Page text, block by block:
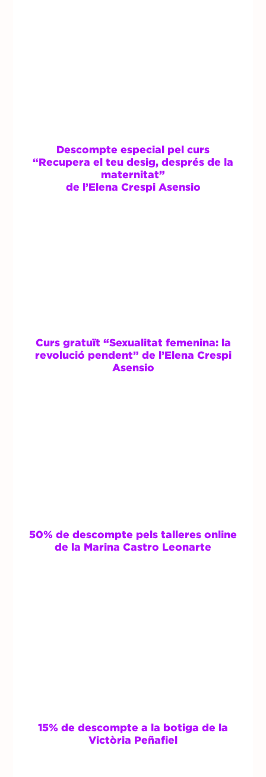
Descompte especial pel curs
“Recupera el teu desig, després de la
maternitat”
de l’Elena Crespi Asensio
Curs gratuït “Sexualitat femenina: la
revolució pendent” de l’Elena Crespi
Asensio
50% de descompte pels talleres online
de la Marina Castro Leonarte
15% de descompte a la botiga de la
Victòria Peñafiel